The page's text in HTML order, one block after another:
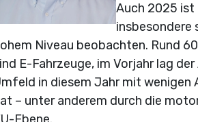
Auch 2025 ist
insbesondere
Niveau beobachten. Rund
E-Fahrzeuge, im Vorjahr lag
in diesem Jahr mit
– unter anderem durch die